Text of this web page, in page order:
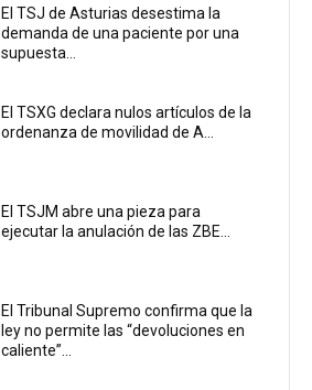
El TSJ de Asturias desestima la
demanda de una paciente por una
supuesta...
El TSXG declara nulos artículos de la
ordenanza de movilidad de A...
El TSJM abre una pieza para
ejecutar la anulación de las ZBE...
El Tribunal Supremo confirma que la
ley no permite las “devoluciones en
caliente”...